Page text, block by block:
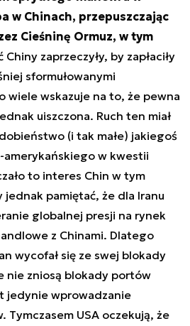
w Chinach, przepuszczając
Cieśninę Ormuz, w tym
Chiny zaprzeczyły, by zapłaciły
sformułowanymi
wiele wskazuje na to, że pewna
uiszczona. Ruch ten miał
(i tak małe) jakiegoś
amerykańskiego w kwestii
to interes Chin w tym
jednak pamiętać, że dla Iranu
globalnej presji na rynek
z Chinami. Dlatego
wycofał się ze swej blokady
nie zniosą blokady portów
jedynie wprowadzanie
Tymczasem USA oczekują, że